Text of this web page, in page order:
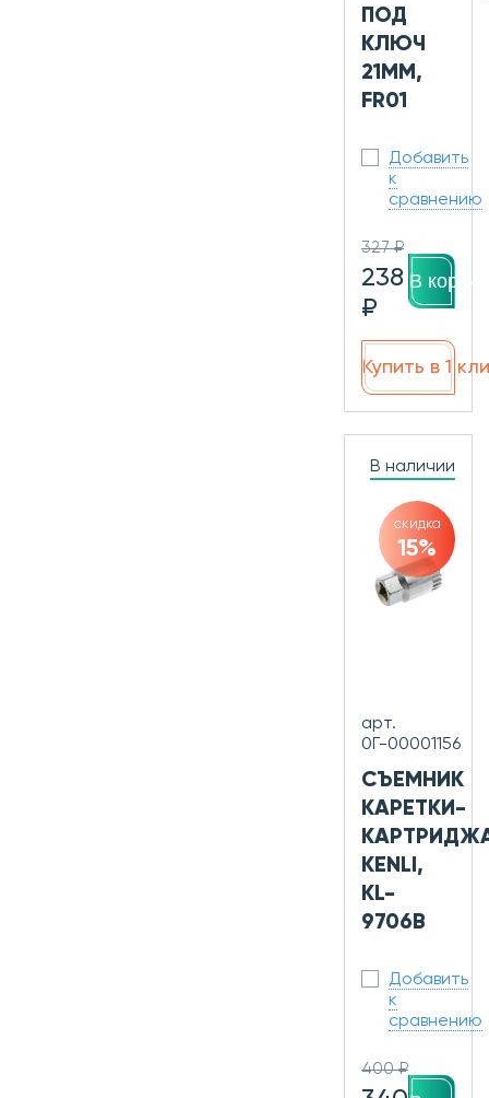
ПОД
КЛЮЧ
21ММ,
FR01
Добавить
к
сравнению
327 ₽
238
₽
В
Купить в 1
В наличии
скидка
15%
арт.
0Г-00001156
СЪЕМНИК
КАРЕТКИ-
KENLI,
KL-
9706B
Добавить
к
сравнению
400 ₽